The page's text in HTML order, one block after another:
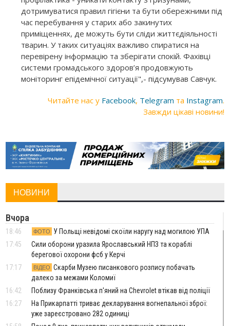
дотримуватися правил гігієни та бути обережними під
час перебування у старих або закинутих
приміщеннях, де можуть бути сліди життєдіяльності
тварин. У таких ситуаціях важливо спиратися на
перевірену інформацію та зберігати спокій. Фахівці
системи громадського здоров’я продовжують
моніторинг епідемічної ситуації",- підсумував Савчук.
Читайте нас у Facebook, Telegram та Instagram.
Завжди цікаві новини!
НОВИНИ
Вчора
18:46 ФОТО
У Польщі невідомі скоїли наругу над могилою УПА
17:45
Сили оборони уразила Ярославський НПЗ та кораблі
берегової охорони фсб у Керчі
17:17
ВІДЕО Скарби Музею писанкового розпису побачать
далеко за межами Коломиї
16:42
Поблизу Франківська п'яний на Chevrolet втікав від поліції
16:27
На Прикарпатті триває декларування вогнепальної зброї:
уже зареєстровано 282 одиниці